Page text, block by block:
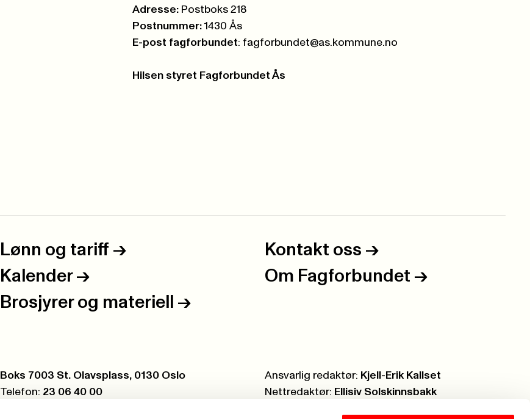
Adresse:Postboks 218
Postnummer:1430 Ås
E-post fagforbundet: fagforbundet@as.kommune.no
Hilsen styret Fagforbundet Ås
Lønn og tariff -> Kontakt oss ->
Kalender -> Om Fagforbundet ->
Brosjyrer og materiell ->
Postboks:
Boks 7003 St. Olavsplass, 0130 Oslo
Telefon: 23 06 40 00
Ansvarlig redaktør: Kjell-Erik Kallset
Nettredaktør: Ellisiv Solskinnsbakk